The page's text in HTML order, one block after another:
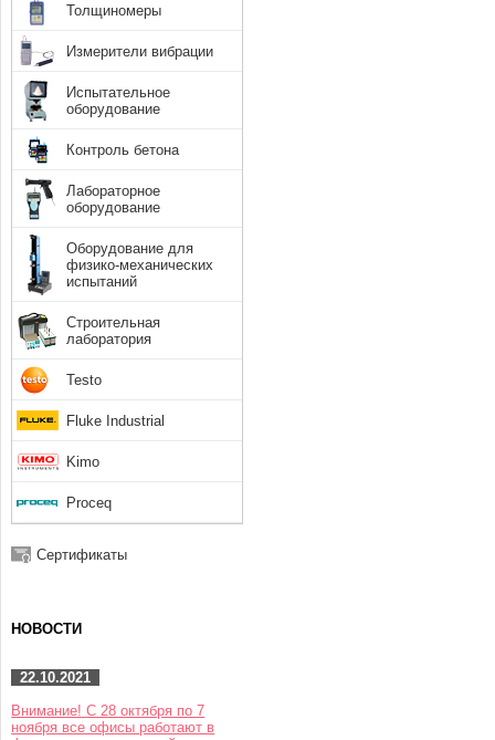
Толщиномеры
Измерители вибрации
Испытательное
оборудование
Контроль бетона
Лабораторное
оборудование
Оборудование для
физико-механических
испытаний
Строительная
лаборатория
Testo
Fluke Industrial
Kimo
Proceq
Сертификаты
НОВОСТИ
22.10.2021
Внимание! С 28 октября по 7
ноября все офисы работают в